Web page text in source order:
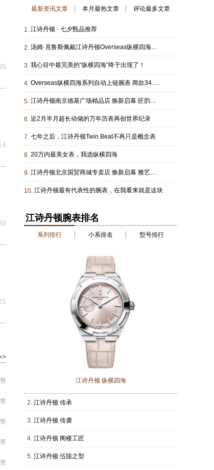
最新资讯文章 本月最热文章 评论最多文章
1. 江诗丹顿 · 七夕甄品推荐
2. 汤姆·克鲁斯佩戴江诗丹顿Overseas纵横四海系列两地时间腕表
3. 我心目中最完美的“纵横四海”终于出现了！
4. Overseas纵横四海系列自动上链腕表 两款34.5毫米全新款式设计 大胆醒目的绚彩配色 为运动时尚腕表增添温婉柔美的女性特质
5. 江诗丹顿南京德基广场精品店 焕新启幕 匠韵凝萃时序，共赴征途新境
6. 近2月半月超长动储的万年历表再创世界纪录
7. 七年之后，江诗丹顿Twin Beat不再只是概念表
8. 20万内最美女表，我选纵横四海
9. 江诗丹顿北京国贸商城专卖店 焕新启幕 雅艺辉映时境，同启无界新篇
10. 江诗丹顿最有代表性的腕表，在我看来就是这块
江诗丹顿腕表排名
系列排行 小系排名 型号排行
江诗丹顿 纵横四海
2. 江诗丹顿 传承
3. 江诗丹顿 传袭
4. 江诗丹顿 阁楼工匠
5. 江诗丹顿 伍陆之型